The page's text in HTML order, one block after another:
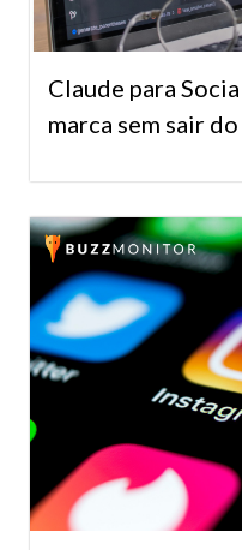
Claude para
marca sem sair